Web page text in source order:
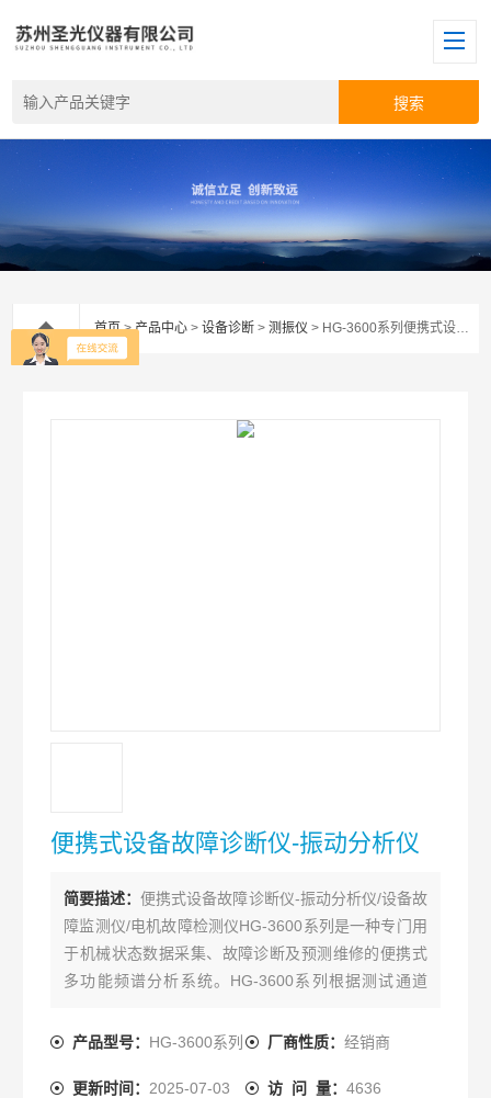
首页>产品中心 >设备诊断 >测振仪 > HG-3600系列便携式设备故障诊断仪-振动分析仪
便携式设备故障诊断仪-振动分析仪
简要描述：便携式设备故障诊断仪-振动分析仪/设备故
障监测仪/电机故障检测仪HG-3600系列是一种专门用
于机械状态数据采集、故障诊断及预测维修的便携式
多功能频谱分析系统。HG-3600系列根据测试通道
和HG-3604四款机型。
产品型号： HG-3600系列 厂商性质： 经销商
更新时间： 2025-07-03 访 问 量： 4636